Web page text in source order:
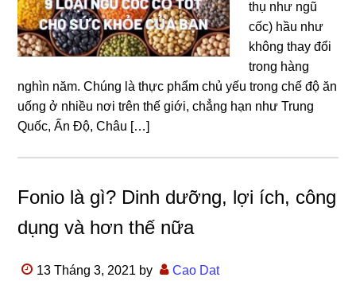
thụ như ngũ
cốc) hầu như
không thay đổi
trong hàng
nghìn năm. Chúng là thực phẩm chủ yếu trong chế độ ăn
uống ở nhiều nơi trên thế giới, chẳng hạn như Trung
Quốc, Ấn Độ, Châu […]
Fonio là gì? Dinh dưỡng, lợi ích, công
dụng và hơn thế nữa
13 Tháng 3, 2021 by Cao Dat